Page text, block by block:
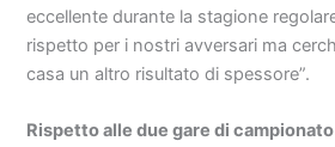
eccellente durante la stagione
rispetto per i nostri avversari ma
casa un altro risultato di spessore”.
Rispetto alle due gare di